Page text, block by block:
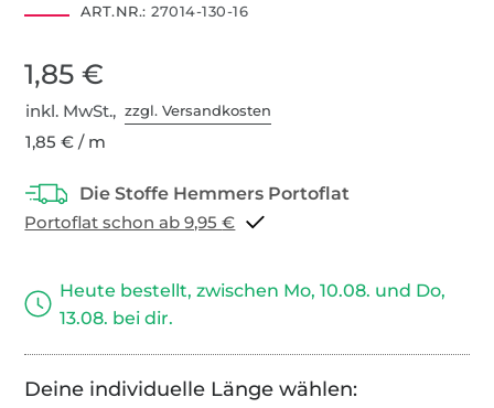
ART.NR.: 27014-130-16
1,85 €
inkl. MwSt.,zzgl. Versandkosten
1,85 € / m
Portoflat schon ab 9,95 €
Heute bestellt, zwischen Mo, 10.08. und Do,
13.08. bei dir.
Deine individuelle Länge wählen: